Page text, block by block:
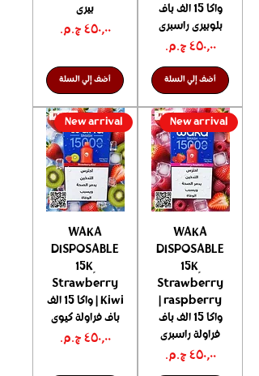
واكا 15 الف باف
بلوبيرى راسبرى
السعر‏٤٥٠٫٠٠ ج.م.‏
أضف إلي السلة
بيرى
السعر‏٤٥٠٫٠٠ ج.م.‏
أضف إلي السلة
New arrival
WAKA
DISPOSABLE
15K ٍ
Strawberry
raspberry |
واكا 15 الف باف
فراولة راسبرى
السعر‏٤٥٠٫٠٠ ج.م.‏
New arrival
WAKA
DISPOSABLE
15K ٍ
Strawberry
Kiwi | واكا 15 الف
باف فراولة كيوى
السعر‏٤٥٠٫٠٠ ج.م.‏